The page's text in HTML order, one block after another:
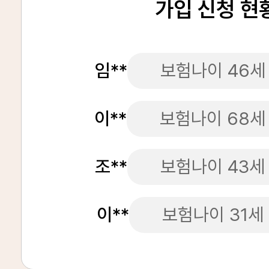
가입 신청 현
임** 보험나이 46세
이** 보험나이 68세
조** 보험나이 43세
이** 보험나이 31세